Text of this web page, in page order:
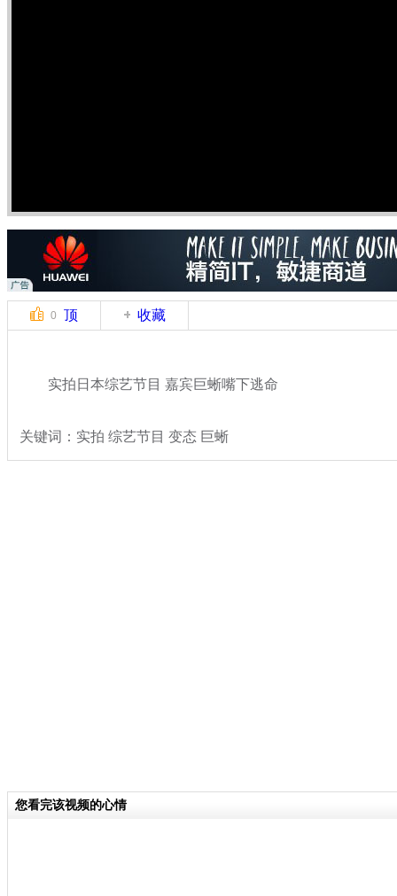
0 顶 收藏
实拍日本综艺节目 嘉宾巨蜥嘴下逃命
关键词：实拍 综艺节目 变态 巨蜥
您看完该视频的心情